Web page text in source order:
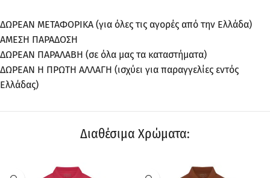
ΔΩΡΕΑΝ ΜΕΤΑΦΟΡΙΚΑ (για όλες τις αγορές από την Ελλάδα)
ΑΜΕΣΗ ΠΑΡΑΔΟΣΗ
ΔΩΡΕΑΝ ΠΑΡΑΛΑΒΗ (σε όλα μας τα καταστήματα)
ΔΩΡΕΑΝ Η ΠΡΩΤΗ ΑΛΛΑΓΗ (ισχύει για παραγγελίες εντός
Ελλάδας)
Διαθέσιμα Χρώματα: